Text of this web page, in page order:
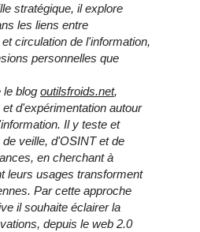
stratégique, il explore
les liens entre
circulation de l'information,
personnelles que
le blog outilsfroids.net,
d'expérimentation autour
Il y teste et
veille, d'OSINT et de
en cherchant à
leurs usages transforment
Par cette approche
il souhaite éclairer la
depuis le web 2.0